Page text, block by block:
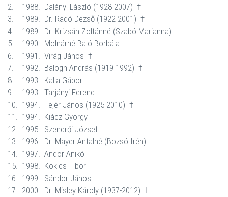
2.
1988. Dalányi László (1928-2007) †
3.
1989. Dr. Radó Dezső (1922-2001) †
4.
1989. Dr. Krizsán Zoltánné (Szabó Marianna)
5.
1990. Molnárné Baló Borbála
6.
1991. Virág János †
7.
1992. Balogh András (1919-1992) †
8.
1993. Kalla Gábor
9.
1993. Tarjányi Ferenc
10. 1994. Fejér János (1925-2010) †
11. 1994. Kiácz György
12. 1995. Szendrői József
13. 1996. Dr. Mayer Antalné (Bozsó Irén)
14. 1997. Andor Anikó
15. 1998. Kokics Tibor
16. 1999. Sándor János
17. 2000. Dr. Misley Károly (1937-2012) †